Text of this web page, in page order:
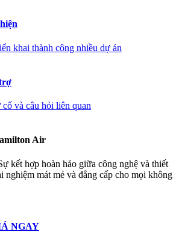
khai thành công nhiều dự án
và câu hỏi liên quan
Air
kết hợp hoàn hảo giữa công nghệ và thiết
nghiệm mát mẻ và đẳng cấp cho mọi không
NGAY